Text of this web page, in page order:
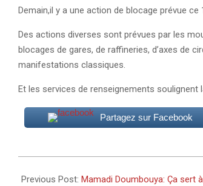
Demain,il y a une action de blocage prévue
Des actions diverses sont prévues par les
blocages de gares, de raffineries, d’axes de
manifestations classiques.
Et les services de renseignements
Partagez sur Facebook
09-
Previous Post: Mamadi Doumbouya: Ça sert